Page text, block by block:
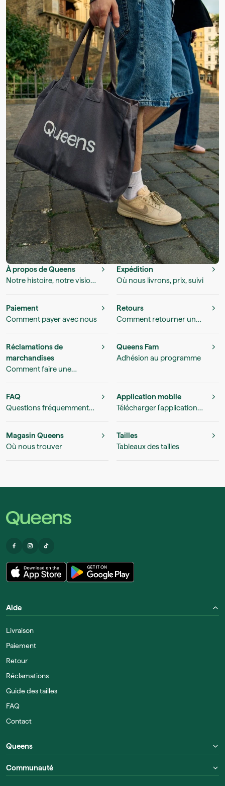
À propos de Queens
Notre histoire, notre vision
Expédition
Où nous livrons, prix, suivi
Paiement
Comment payer avec nous
Retours
Comment retourner un
Réclamations de
marchandises
Comment faire une
Queens Fam
Adhésion au programme
FAQ
Questions fréquemment
Application mobile
Télécharger l'application
Magasin Queens
Où nous trouver
Tailles
Tableaux des tailles
Aide
Livraison
Paiement
Retour
Réclamations
Guide des tailles
FAQ
Contact
Queens
Communauté